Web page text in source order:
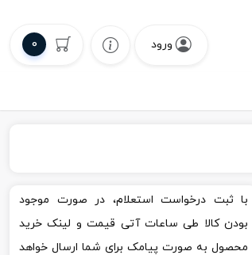
ورود 0
با ثبت درخواست استعلام، در صورت موجود
بودن کالا طی ساعات آتی قیمت و لینک خرید
محصول به صورت پیامک برای شما ارسال خواهد